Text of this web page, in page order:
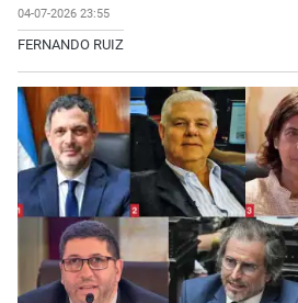
04-07-2026 23:55
FERNANDO RUIZ